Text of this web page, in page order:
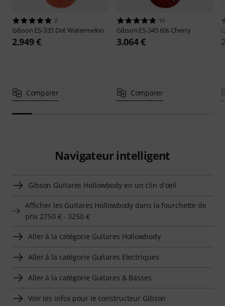
2
Gibson ES-335 Dot Watermelon
2.949 €
Comparer
10
Gibson ES-345 60s Cherry
3.064 €
Comparer
Navigateur intelligent
Gibson Guitares Hollowbody en un clin d'oeil
Afficher les Guitares Hollowbody dans la fourchette de
prix 2750 € - 3250 €
Aller à la catégorie Guitares Hollowbody
Aller à la catégorie Guitares Electriques
Aller à la catégorie Guitares & Basses
Voir les infos pour le constructeur Gibson